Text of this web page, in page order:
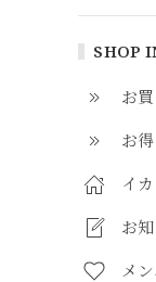
SHOP
お
お
イ
お
メ